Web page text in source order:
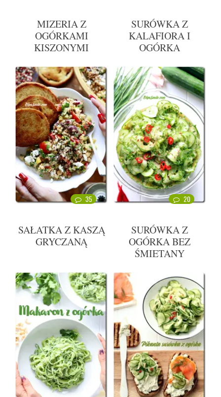
MIZERIA Z
OGÓRKAMI
KISZONYMI
SURÓWKA Z
KALAFIORA I
OGÓRKA
35
SAŁATKA Z KASZĄ
GRYCZANĄ
20
SURÓWKA Z
OGÓRKA BEZ
ŚMIETANY